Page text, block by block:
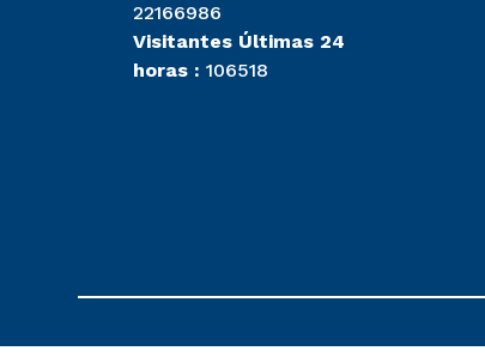
22166986
Visitantes Últimas 24
horas : 106518